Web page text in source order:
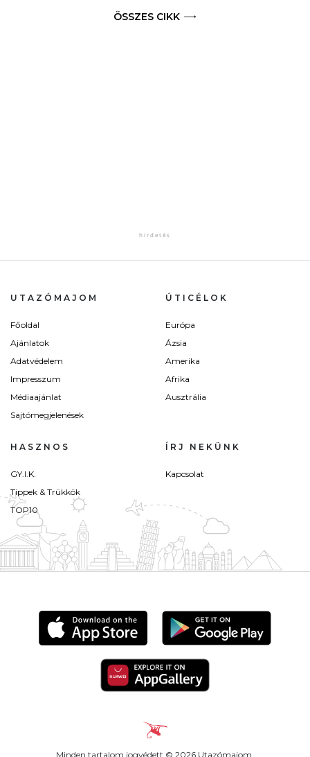
ÖSSZES CIKK
UTAZÓMAJOM
Főoldal
Ajánlatok
Adatvédelem
Impresszum
Médiaajánlat
Sajtómegjelenések
ÚTICÉLOK
Európa
Ázsia
Amerika
Afrika
Ausztrália
HASZNOS
GY.I.K.
Tippek & Trükkök
TOP10
ÍRJ NEKÜNK
Kapcsolat
Minden tartalom jogvédett © 2026 Utazómajom.